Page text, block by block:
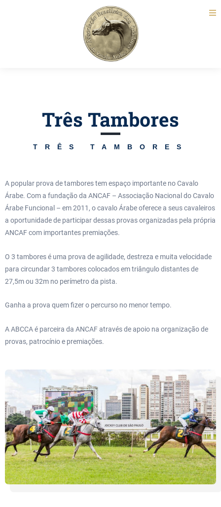
Três Tambores
TRÊS TAMBORES
A popular prova de tambores tem espaço importante no Cavalo
Árabe. Com a fundação da ANCAF – Associação Nacional do Cavalo
Árabe Funcional – em 2011, o cavalo Árabe oferece a seus cavaleiros
a oportunidade de participar dessas provas organizadas pela própria
ANCAF com importantes premiações.
O 3 tambores é uma prova de agilidade, destreza e muita velocidade
para circundar 3 tambores colocados em triângulo distantes de
27,5m ou 32m no perímetro da pista.
Ganha a prova quem fizer o percurso no menor tempo.
A ABCCA é parceira da ANCAF através de apoio na organização de
provas, patrocínio e premiações.